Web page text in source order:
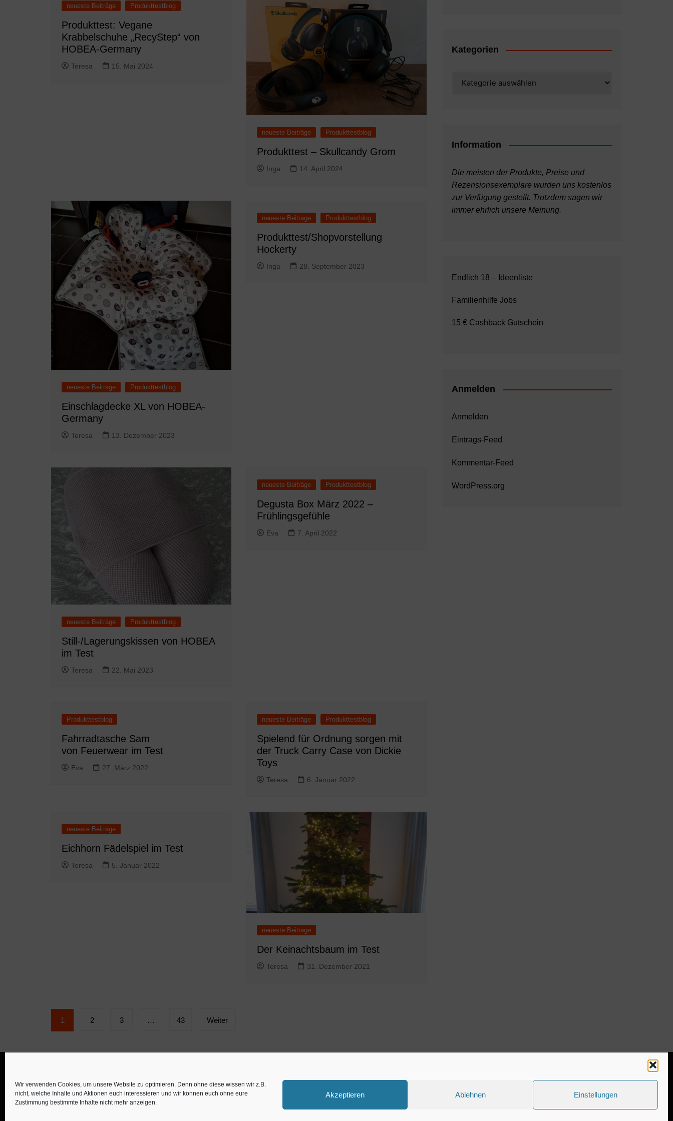
Wir verwenden Cookies, um unsere Website zu optimieren. Denn ohne diese wissen wir z.B.
nicht, welche Inhalte und Aktionen euch interessieren und wir können euch ohne eure
Zustimmung bestimmte Inhalte nicht mehr anzeigen.
Akzeptieren Ablehnen Einstellungen
neueste Beiträge Produkttestblog
Produkttest: Vegane
Krabbelschuhe „RecyStep“ von
HOBEA-Germany
Teresa 15. Mai 2024
neueste Beiträge Produkttestblog
Produkttest – Skullcandy Grom
Inga 14. April 2024
neueste Beiträge Produkttestblog
Einschlagdecke XL von HOBEA-
Germany
Teresa 13. Dezember 2023
neueste Beiträge Produkttestblog
Produkttest/Shopvorstellung
Hockerty
Inga 28. September 2023
neueste Beiträge Produkttestblog
Still-/Lagerungskissen von HOBEA
im Test
Teresa 22. Mai 2023
neueste Beiträge Produkttestblog
Degusta Box März 2022 –
Frühlingsgefühle
Eva 7. April 2022
Produkttestblog
Fahrradtasche Sam
von Feuerwear im Test
Eva 27. März 2022
neueste Beiträge Produkttestblog
Spielend für Ordnung sorgen mit
der Truck Carry Case von Dickie
Toys
Teresa 6. Januar 2022
neueste Beiträge
Eichhorn Fädelspiel im Test
Teresa 5. Januar 2022
neueste Beiträge
Der Keinachtsbaum im Test
Teresa 31. Dezember 2021
Seitennummerierung
der
Beiträge
1 2 3 … 43 Weiter
Kategorien
Information
Die meisten der Produkte, Preise und
Rezensionsexemplare wurden uns kostenlos
zur Verfügung gestellt. Trotzdem sagen wir
immer ehrlich unsere Meinung.
Endlich 18 – Ideenliste
Familienhilfe Jobs
15 € Cashback Gutschein
Anmelden
Anmelden
Eintrags-Feed
Kommentar-Feed
WordPress.org
Zahnarzt München www.estaregistrierung.org – ESTA